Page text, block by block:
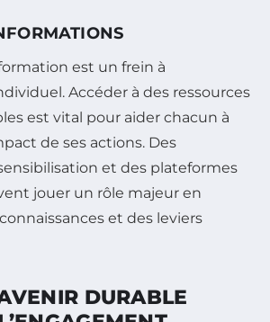
est un frein à
Accéder à des ressources
est vital pour aider chacun à
de ses actions. Des
et des plateformes
jouer un rôle majeur en
et des leviers
DURABLE